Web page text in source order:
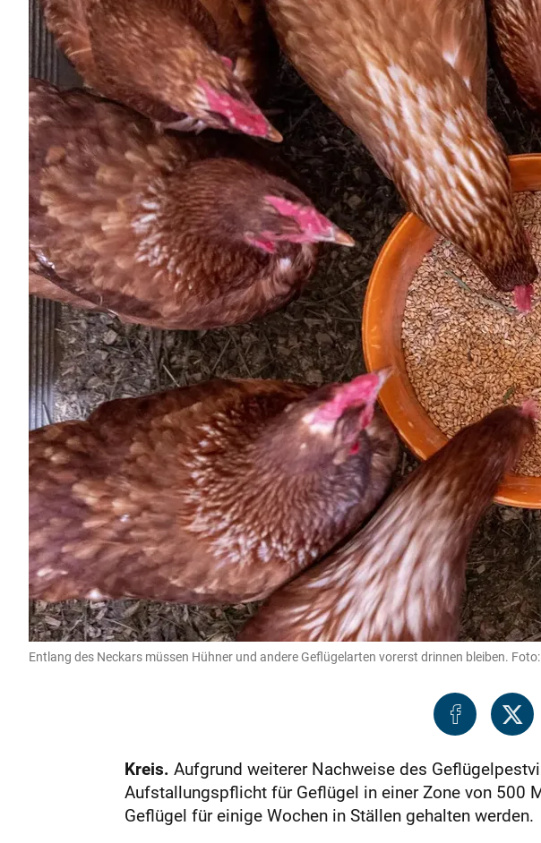
Entlang des Neckars müssen Hühner und andere Geflügelarten vorerst drinnen bleiben.
Kreis. Aufgrund weiterer Nachweise des
Aufstallungspflicht für Geflügel in einer Zone von 500
Geflügel für einige Wochen in Ställen gehalten werden.